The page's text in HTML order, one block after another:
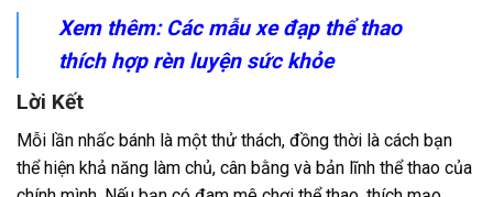
Xem thêm: Các mẫuxe đạp thể thao
thích hợp rèn luyện sức khỏe
Lời Kết
Mỗi lần nhấc bánh là một thử thách, đồng thời là cách bạn
thể hiện khả năng làm chủ, cân bằng và bản lĩnh thể thao của